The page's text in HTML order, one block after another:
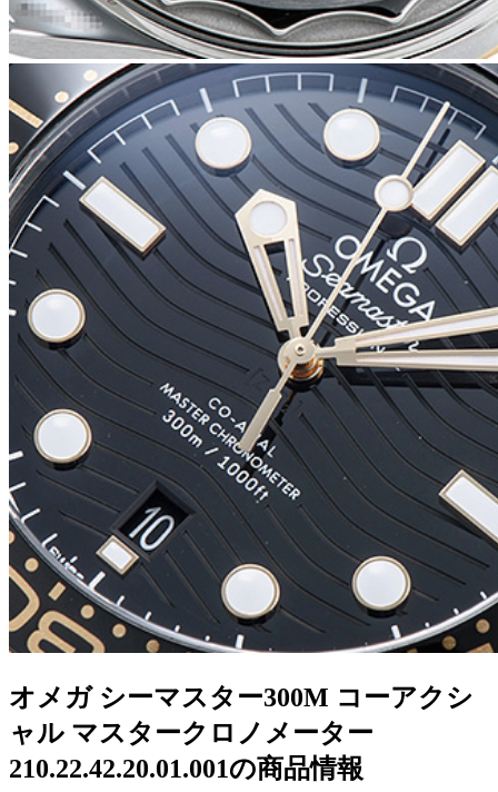
オメガ シーマスター300M コーアクシ
ャル マスタークロノメーター
210.22.42.20.01.001の商品情報